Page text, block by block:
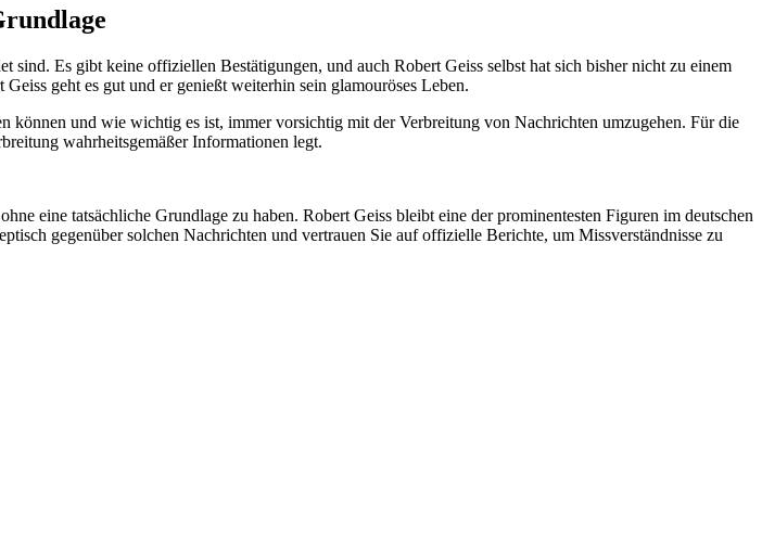
Es gibt keine offiziellen Bestätigungen, und auch Robert Geiss selbst hat sich bisher nicht zu einem
geht es gut und er genießt weiterhin sein glamouröses Leben.
und wie wichtig es ist, immer vorsichtig mit der Verbreitung von Nachrichten umzugehen. Für die
wahrheitsgemäßer Informationen legt.
eine tatsächliche Grundlage zu haben. Robert Geiss bleibt eine der prominentesten Figuren im deutschen
gegenüber solchen Nachrichten und vertrauen Sie auf offizielle Berichte, um Missverständnisse zu